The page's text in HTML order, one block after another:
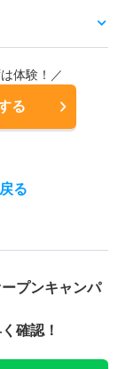
体験！／
る
る
ープンキャンパ
確認！